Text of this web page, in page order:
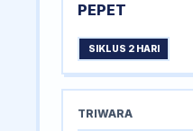
PEPET
SIKLUS 2 HARI
TRIWARA